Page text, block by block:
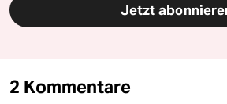
Jetzt
2 Kommentare